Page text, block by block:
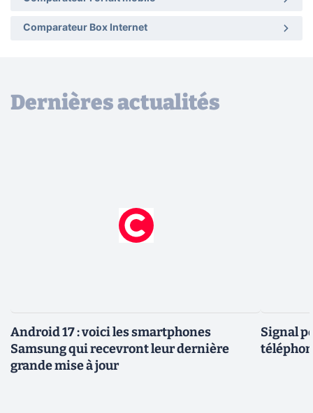
Comparateur Box Internet
Dernières actualités
Android 17 : voici les smartphones
Samsung qui recevront leur dernière
grande mise à jour
Signal